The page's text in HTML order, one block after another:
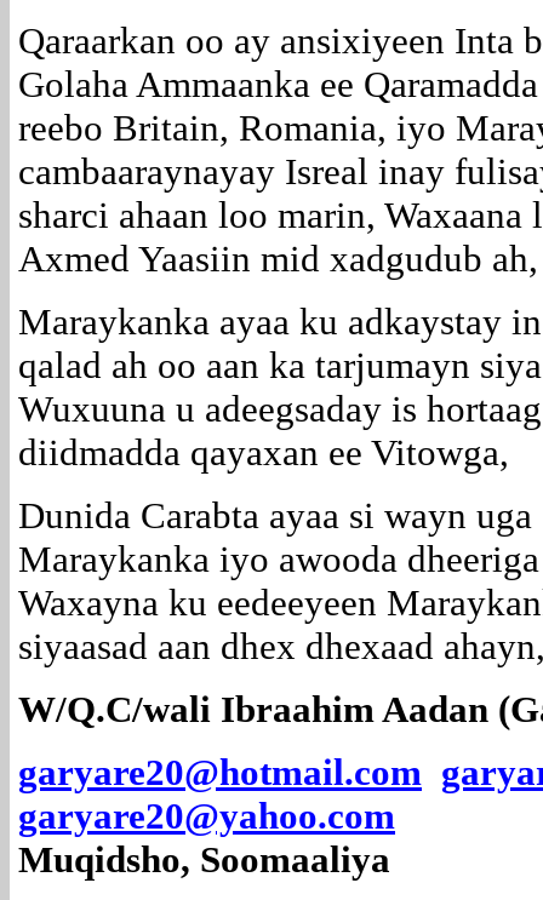
Qaraarkan oo ay ansixiyeen Inta
Golaha Ammaanka ee
reebo Britain, Romania, iyo
cambaaraynayay Isreal inay
sharci ahaan loo marin,
Axmed Yaasiin mid xadgudub ah,
Maraykanka ayaa ku adkaystay
qalad ah oo aan ka tarjumayn
Wuxuuna u adeegsaday is
diidmadda qayaxan ee Vitowga,
Dunida Carabta ayaa si wayn uga
Maraykanka iyo awooda dheeriga
Waxayna ku eedeeyeen
siyaasad aan dhex dhexaad
W/Q.C/wali Ibraahim Aadan
garyare20@hotmail.com
garyare20@yahoo.com
Muqidsho, Soomaaliya